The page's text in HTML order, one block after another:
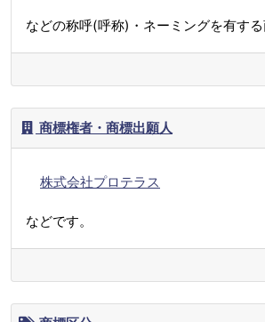
などの称呼(呼称)・ネーミングを有する
商標権者・商標出願人
株式会社プロテラス
などです。